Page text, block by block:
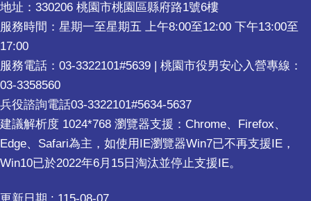
地址：330206 桃園市桃園區縣府路1號6樓
服務時間：星期一至星期五 上午8:00至12:00 下午13:00至
17:00
服務電話：03-3322101#5639 | 桃園市役男安心入營專線：
03-3358560
兵役諮詢電話03-3322101#5634-5637
建議解析度 1024*768 瀏覽器支援：Chrome、Firefox、
Edge、Safari為主，如使用IE瀏覽器Win7已不再支援IE，
Win10已於2022年6月15日淘汰並停止支援IE。